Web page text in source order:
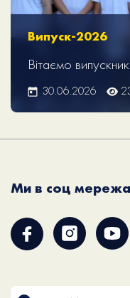
Випуск-2026
Вітаємо
30.06.2026
Ми в соц